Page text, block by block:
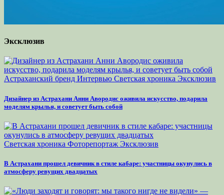
Эксклюзив
Астраханский бренд Интервью Светская хроника Эксклюзив
Дизайнер из Астрахани Анни Авородис оживила искусство, подарила
моделям крылья, и советует быть собой
Светская хроника Фоторепортаж Эксклюзив
В Астрахани прошел девичник в стиле кабаре: участницы окунулись в
атмосферу ревущих двадцатых